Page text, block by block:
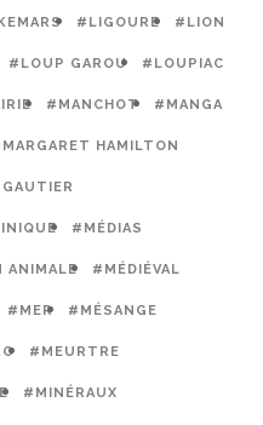
#LIGOURE #LION
#LOUP GAROU #LOUPIAC
#MANCHOT #MANGA
HAMILTON
#MÉDIAS
ANIMALE #MÉDIÉVAL
#MER #MÉSANGE
#MEURTRE
#MINÉRAUX